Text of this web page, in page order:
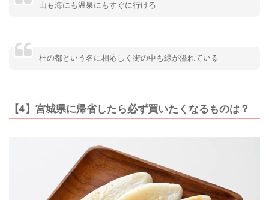
山も海にも温泉にもすぐに行ける
杜の都という名に相応しく街の中も緑が溢れている
【4】宮城県に帰省したら必ず買いたくなるものは？